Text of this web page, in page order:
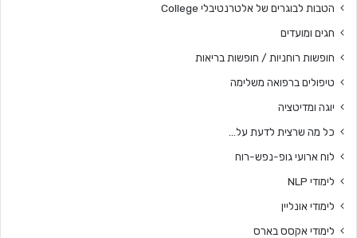
הטבות לבוגרים של אלטרנטיבלי College
חגים ומועדים
חופשות רוחניות / חופשות בריאות
טיפולים ברפואה משלימה
יוגה ומדיטציה
כל מה שרצית לדעת על…
לוח ארועי גופ-נפש-רוח
לימודי NLP
לימודי אונליין
לימודי אקסס בארס